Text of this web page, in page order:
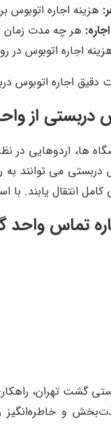
هزینه اجاره
هر چه مدت زمان
اجاره اتوبوس
دقیق اجاره اتوبوس
دربستی از
ها، اردوهایی در
دربستی می ‌توانند
کامل انتقال یابند.
تماس
گشت تهران،
و خاطره‌انگیز